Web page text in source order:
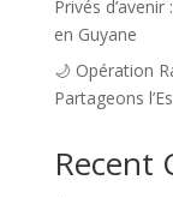
Privés
en Guyane
🌙 Opération
Partageons
Recent